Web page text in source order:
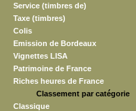
Service (timbres de)
Taxe (timbres)
Colis
Emission de Bordeaux
Vignettes LISA
Patrimoine de France
Riches heures de France
Classement par catégorie
Classique